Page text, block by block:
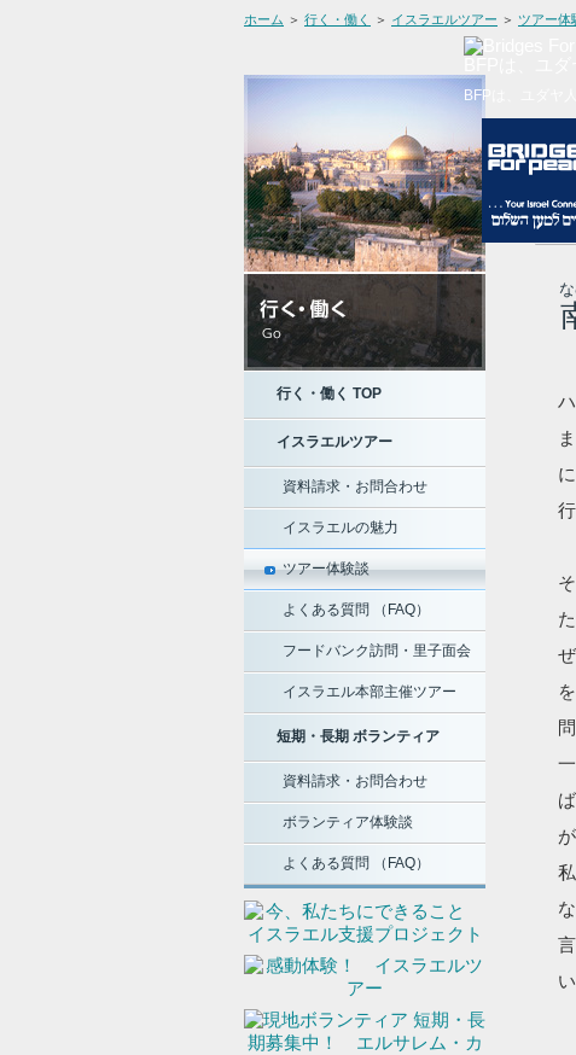
BFPは、ユダヤ
ホーム ＞ 行く・働く ＞ イスラエルツアー ＞ ツアー体
行く・働く TOP
イスラエルツアー
資料請求・お問合わせ
イスラエルの魅力
ツアー体験談
よくある質問 （FAQ）
フードバンク訪問・里子面会
イスラエル本部主催ツアー
短期・長期 ボランティア
資料請求・お問合わせ
ボランティア体験談
よくある質問 （FAQ）